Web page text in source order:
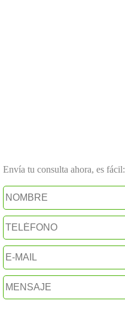
Envía tu consulta ahora, es fácil: